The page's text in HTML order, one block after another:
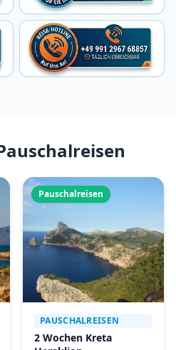
Pauschalreisen
PAUSCHALREISEN
2 Wochen Kreta